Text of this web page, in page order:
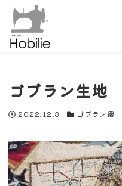
ゴブラン生地
投稿日
2022.12.3 カテゴリー
ゴブラン織